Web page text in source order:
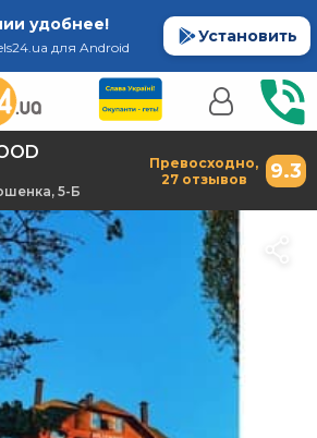
удобнее!
для Android
Установить
5-Б
Превосходно, 9.3
27 отзывов